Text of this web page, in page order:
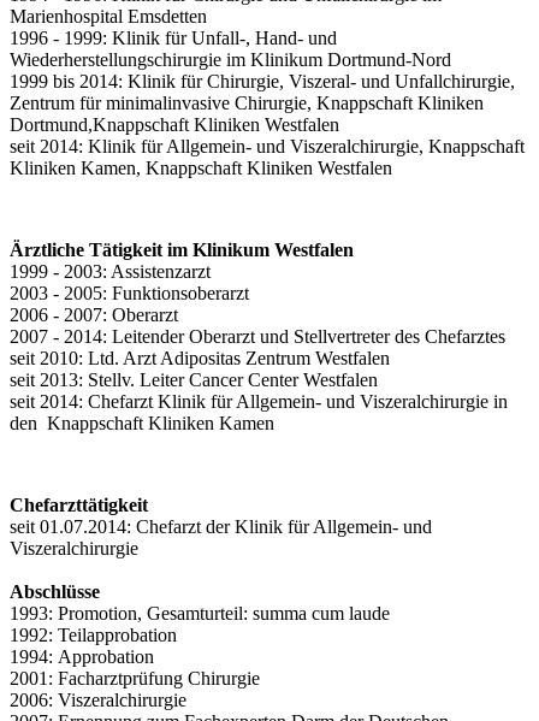
Marienhospital Emsdetten
1996 - 1999: Klinik für Unfall-, Hand- und
Wiederherstellungschirurgie im Klinikum Dortmund-Nord
1999 bis 2014: Klinik für Chirurgie, Viszeral- und Unfallchirurgie,
Zentrum für minimalinvasive Chirurgie, Knappschaft Kliniken
Dortmund,Knappschaft Kliniken Westfalen
seit 2014: Klinik für Allgemein- und Viszeralchirurgie, Knappschaft
Kliniken Kamen, Knappschaft Kliniken Westfalen
Ärztliche Tätigkeit im Klinikum Westfalen
1999 - 2003: Assistenzarzt
2003 - 2005: Funktionsoberarzt
2006 - 2007: Oberarzt
2007 - 2014: Leitender Oberarzt und Stellvertreter des Chefarztes
seit 2010: Ltd. Arzt Adipositas Zentrum Westfalen
seit 2013: Stellv. Leiter Cancer Center Westfalen
seit 2014: Chefarzt Klinik für Allgemein- und Viszeralchirurgie in
den Knappschaft Kliniken Kamen
Chefarzttätigkeit
seit 01.07.2014: Chefarzt der Klinik für Allgemein- und
Viszeralchirurgie
Abschlüsse
1993: Promotion, Gesamturteil: summa cum laude
1992: Teilapprobation
1994: Approbation
2001: Facharztprüfung Chirurgie
2006: Viszeralchirurgie